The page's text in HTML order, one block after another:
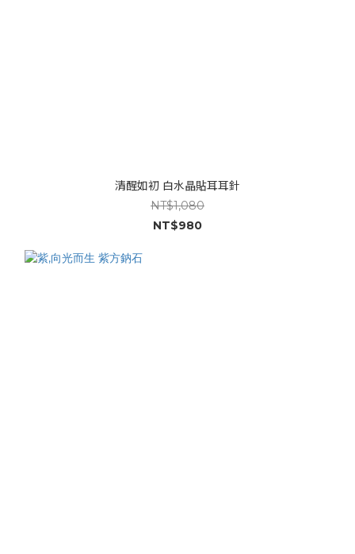
清醒如初 白水晶貼耳耳針
NT$1,080
NT$980